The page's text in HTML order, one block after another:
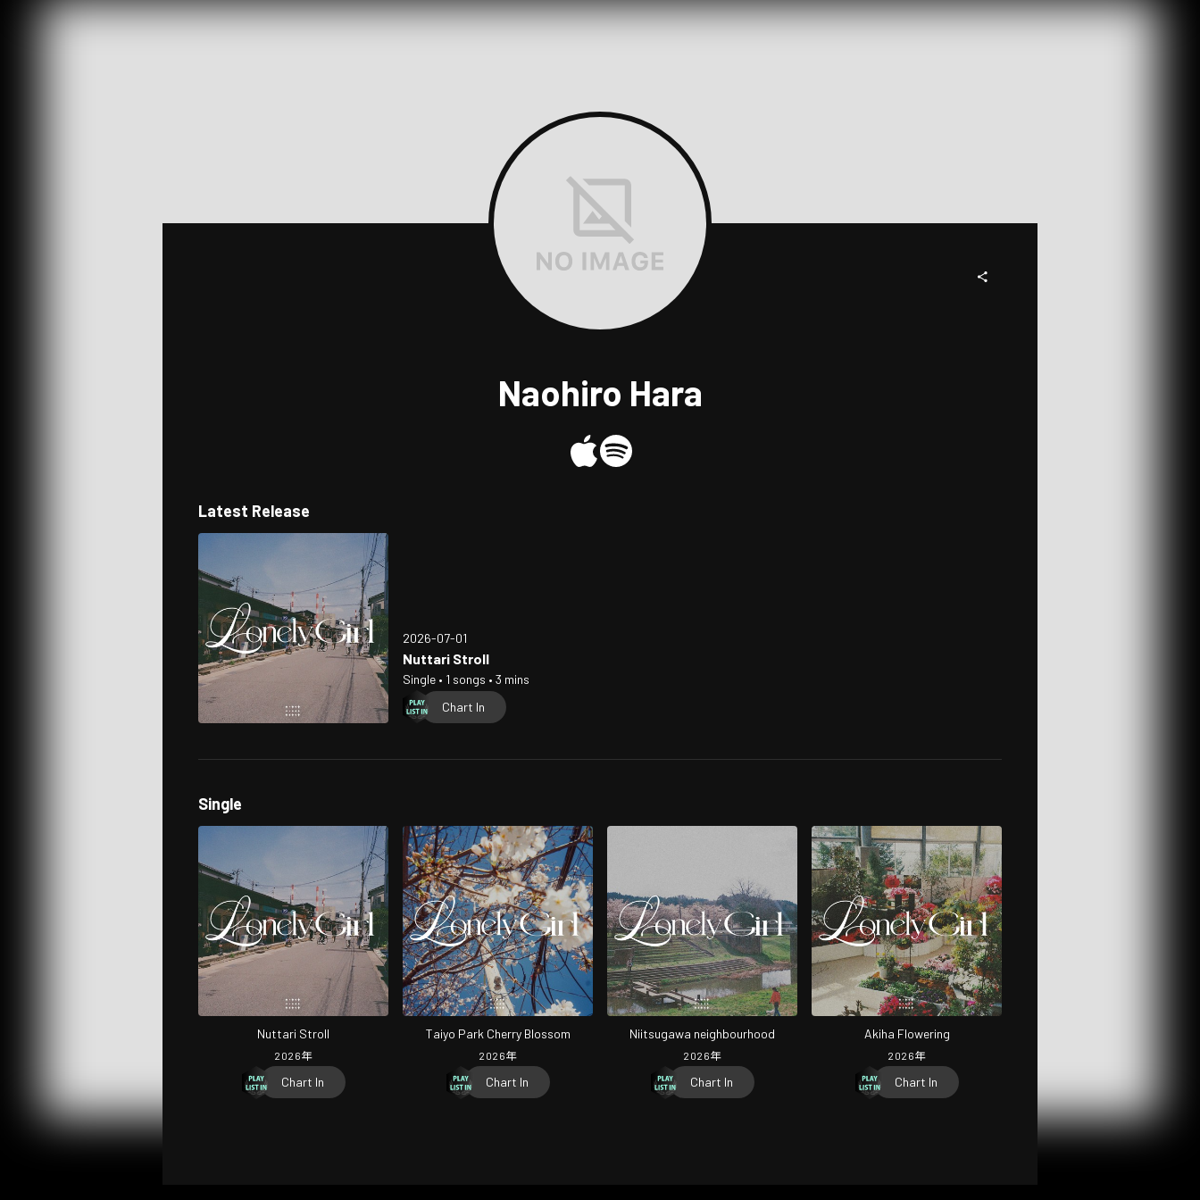
Naohiro Hara
Latest Release
2026-07-01
Nuttari Stroll
Single • 1 songs • 3 mins
Chart In
Single
Nuttari Stroll
2026年
Chart In
Taiyo Park Cherry Blossom
2026年
Chart In
Niitsugawa neighbourhood
2026年
Chart In
Akiha Flowering
2026年
Chart In